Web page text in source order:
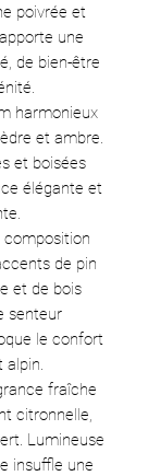
poivrée et
une
de bien-être
harmonieux
et ambre.
et boisées
élégante et
de pin
et de bois
senteur
le confort
alpin.
fraîche
citronnelle,
Lumineuse
insuffle une